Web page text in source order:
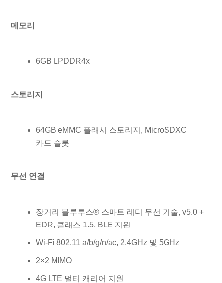
메모리
6GB LPDDR4x
스토리지
64GB eMMC 플래시 스토리지, MicroSDXC
카드 슬롯
무선 연결
장거리 블루투스® 스마트 레디 무선 기술, v5.0 +
EDR, 클래스 1.5, BLE 지원
Wi-Fi 802.11 a/b/g/n/ac, 2.4GHz 및 5GHz
2×2 MIMO
4G LTE 멀티 캐리어 지원